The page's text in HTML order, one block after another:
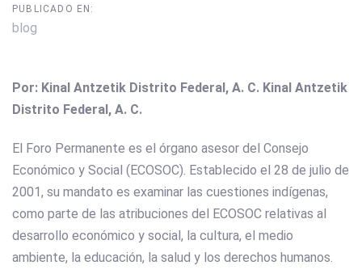
PUBLICADO EN:
blog
Por: Kinal Antzetik Distrito Federal, A. C. Kinal Antzetik
Distrito Federal, A. C.
El Foro Permanente es el órgano asesor del Consejo
Económico y Social (ECOSOC). Establecido el 28 de julio de
2001, su mandato es examinar las cuestiones indígenas,
como parte de las atribuciones del ECOSOC relativas al
desarrollo económico y social, la cultura, el medio
ambiente, la educación, la salud y los derechos humanos.